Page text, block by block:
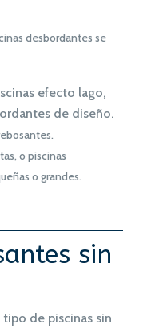
desbordantes se
efecto lago,
de diseño.
o piscinas
o grandes.
sin
de piscinas sin